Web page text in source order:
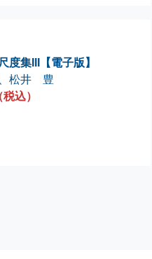
度集III【電子版】
、松井 豊
込）